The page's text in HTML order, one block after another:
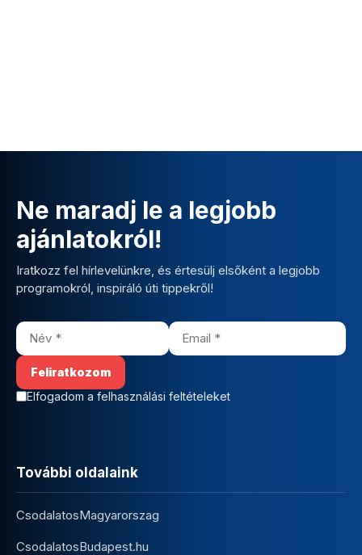
Ne maradj le a legjobb
ajánlatokról!
Iratkozz fel hírlevelünkre, és értesülj elsőként a legjobb
programokról, inspiráló úti tippekről!
Elfogadom a felhasználási feltételeket
További oldalaink
CsodalatosMagyarorszag
CsodalatosBudapest.hu